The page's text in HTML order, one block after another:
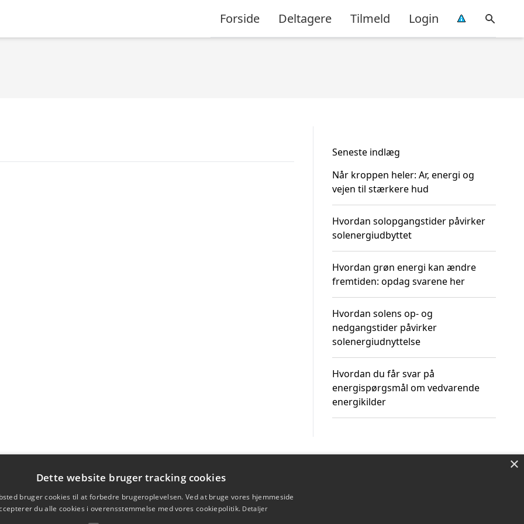
Forside Deltagere Tilmeld Login
Seneste indlæg
Når kroppen heler: Ar, energi og
vejen til stærkere hud
Hvordan solopgangstider påvirker
solenergiudbyttet
Hvordan grøn energi kan ændre
fremtiden: opdag svarene her
Hvordan solens op- og
nedgangstider påvirker
solenergiudnyttelse
Hvordan du får svar på
energispørgsmål om vedvarende
energikilder
×
Dette website bruger tracking cookies
bruger cookies til at forbedre brugeroplevelsen. Ved at bruge vores hjemmeside
du alle cookies i overensstemmelse med vores cookiepolitik. Detaljer